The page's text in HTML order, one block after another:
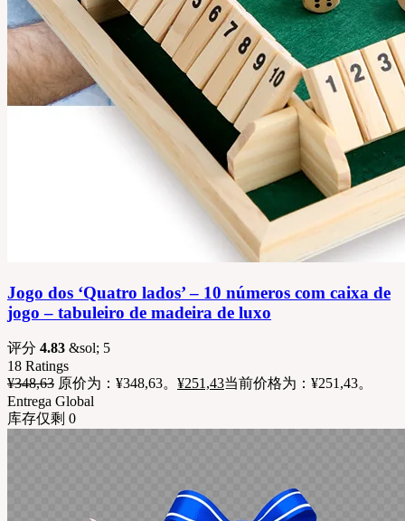
Jogo dos ‘Quatro lados’ – 10 números com caixa de
jogo – tabuleiro de madeira de luxo
评分 4.83 &sol; 5
18 Ratings
¥348,63 原价为：¥348,63。 ¥251,43当前价格为：¥251,43。
Entrega Global
库存仅剩 0